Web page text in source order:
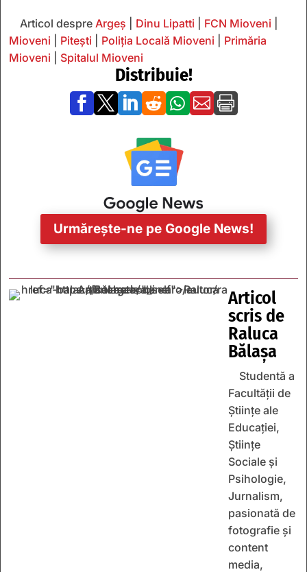
Articol despre Argeș Dinu Lipatti FCN Mioveni
Mioveni
Pitești Poliția Locală Mioveni
Primăria
Mioveni
Spitalul Mioveni
Distribuie!
      
Urmărește-ne pe Google News!
Articol
scris de
Raluca
Bălașa
Studentă a
Facultății de
Științe ale
Educației,
Științe
Sociale și
Psihologie,
Jurnalism,
pasionată de
fotografie și
content
media,